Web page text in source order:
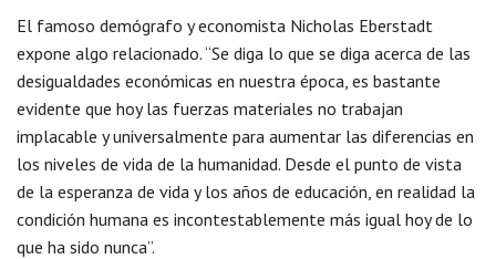
El famoso demógrafo y economista Nicholas Eberstadt
expone algo relacionado. “Se diga lo que se diga acerca de las
desigualdades económicas en nuestra época, es bastante
evidente que hoy las fuerzas materiales no trabajan
implacable y universalmente para aumentar las diferencias en
los niveles de vida de la humanidad. Desde el punto de vista
de la esperanza de vida y los años de educación, en realidad la
condición humana es incontestablemente más igual hoy de lo
que ha sido nunca”.